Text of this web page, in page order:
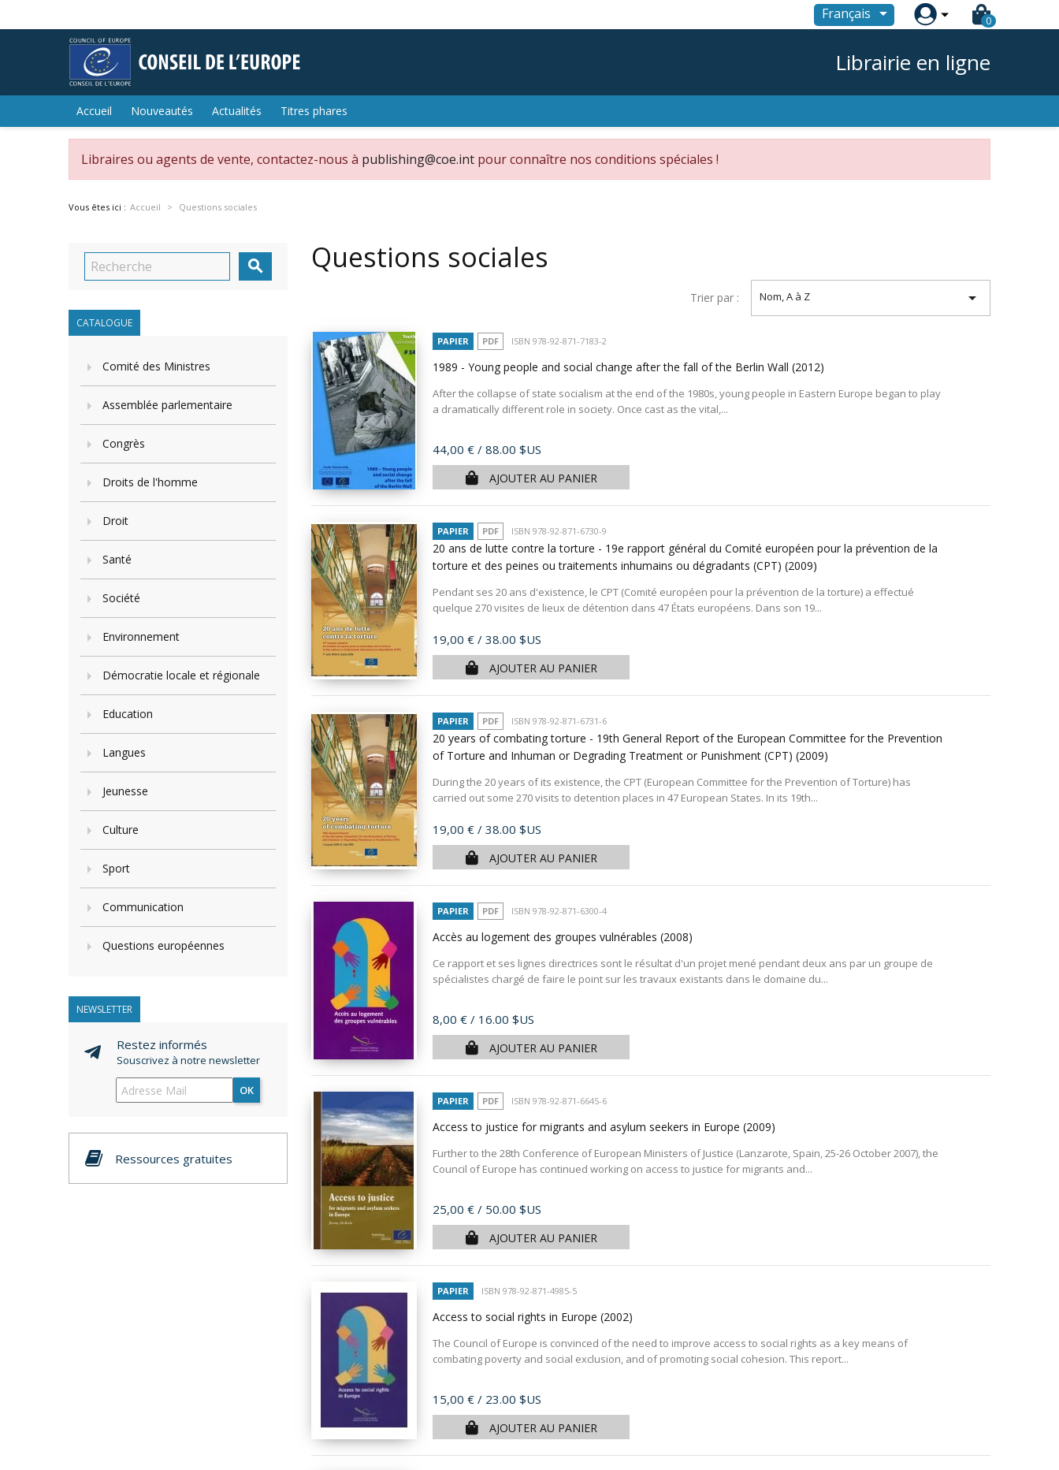
Français  0
Librairie en ligne
Accueil Nouveautés Actualités Titres phares
Libraires ou agents de vente, contactez-nous à publishing@coe.int pour connaître nos conditions spéciales !
Vous êtes ici : Accueil Questions sociales

CATALOGUE
Comité des Ministres
Assemblée parlementaire
Congrès
Droits de l'homme
Droit
Santé
Société
Environnement
Démocratie locale et régionale
Education
Langues
Jeunesse
Culture
Sport
Communication
Questions européennes
NEWSLETTER
Restez informés
Souscrivez à notre newsletter
OK
Ressources gratuites
Questions sociales
Trier par : Nom, A à Z 
PAPIER PDF ISBN 978-92-871-7183-2
1989 - Young people and social change after the fall of the Berlin Wall (2012)
After the collapse of state socialism at the end of the 1980s, young people in Eastern Europe began to play
a dramatically different role in society. Once cast as the vital,...
Prix
44,00 € / 88.00 $US
AJOUTER AU PANIER
PAPIER PDF ISBN 978-92-871-6730-9
20 ans de lutte contre la torture - 19e rapport général du Comité européen pour la prévention de la
torture et des peines ou traitements inhumains ou dégradants (CPT) (2009)
Pendant ses 20 ans d'existence, le CPT (Comité européen pour la prévention de la torture) a effectué
quelque 270 visites de lieux de détention dans 47 États européens. Dans son 19...
Prix
19,00 € / 38.00 $US
AJOUTER AU PANIER
PAPIER PDF ISBN 978-92-871-6731-6
20 years of combating torture - 19th General Report of the European Committee for the Prevention
of Torture and Inhuman or Degrading Treatment or Punishment (CPT) (2009)
During the 20 years of its existence, the CPT (European Committee for the Prevention of Torture) has
carried out some 270 visits to detention places in 47 European States. In its 19th...
Prix
19,00 € / 38.00 $US
AJOUTER AU PANIER
PAPIER PDF ISBN 978-92-871-6300-4
Accès au logement des groupes vulnérables (2008)
Ce rapport et ses lignes directrices sont le résultat d'un projet mené pendant deux ans par un groupe de
spécialistes chargé de faire le point sur les travaux existants dans le domaine du...
Prix
8,00 € / 16.00 $US
AJOUTER AU PANIER
PAPIER PDF ISBN 978-92-871-6645-6
Access to justice for migrants and asylum seekers in Europe (2009)
Further to the 28th Conference of European Ministers of Justice (Lanzarote, Spain, 25-26 October 2007), the
Council of Europe has continued working on access to justice for migrants and...
Prix
25,00 € / 50.00 $US
AJOUTER AU PANIER
PAPIER ISBN 978-92-871-4985-5
Access to social rights in Europe (2002)
The Council of Europe is convinced of the need to improve access to social rights as a key means of
combating poverty and social exclusion, and of promoting social cohesion. This report...
Prix
15,00 € / 23.00 $US
AJOUTER AU PANIER